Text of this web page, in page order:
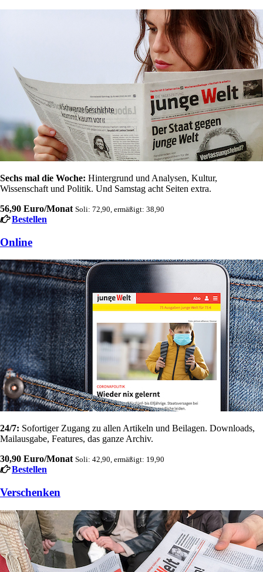
Sechs mal die Woche: Hintergrund und Analysen, Kultur,
Wissenschaft und Politik. Und Samstag acht Seiten extra.
56,90 Euro/Monat Soli: 72,90, ermäßigt: 38,90
Bestellen
Online
24/7: Sofortiger Zugang zu allen Artikeln und Beilagen. Downloads,
Mailausgabe, Features, das ganze Archiv.
30,90 Euro/Monat Soli: 42,90, ermäßigt: 19,90
Bestellen
Verschenken